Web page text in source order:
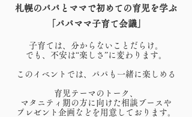
札幌のパパとママで初めての育児を学ぶ
「パパママ子育て会議」
子育ては、分からないことだらけ。
でも、 不安は“楽しさ”に変わります。
このイベントでは、 パパも一緒に楽しめる
育児テーマのトーク、
マタニティ期の方に向けた相談ブースや
プレゼント企画などを 用意しております。